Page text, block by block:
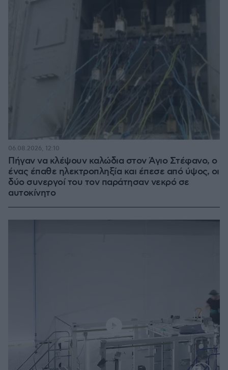
Πήγαν να κλέψουν καλώδια στον Άγιο Στέφανο, ο
ένας έπαθε ηλεκτροπληξία και έπεσε από ύψος, οι
δύο συνεργοί του τον παράτησαν νεκρό σε
αυτοκίνητο
06.08.2026, 12:10